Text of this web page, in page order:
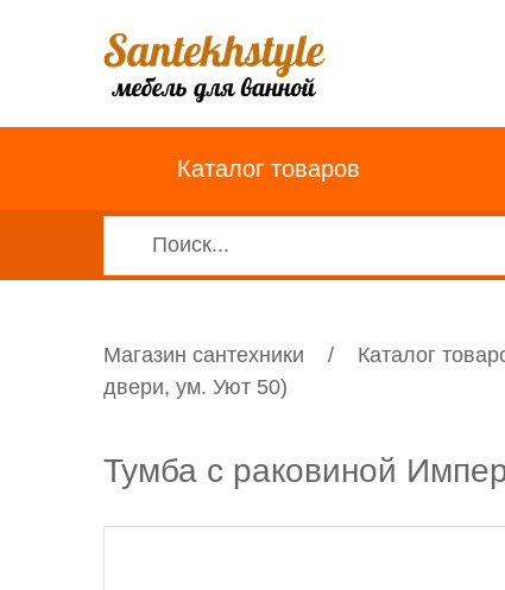
Каталог товаров
Магазин сантехники / Каталог
двери, ум. Уют 50)
Тумба с раковиной